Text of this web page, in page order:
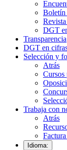
Boletín
DGT
Transparencia
DGT en
Selección y
Atrás
Cursos
Trabaja con
Atrás
Idioma: